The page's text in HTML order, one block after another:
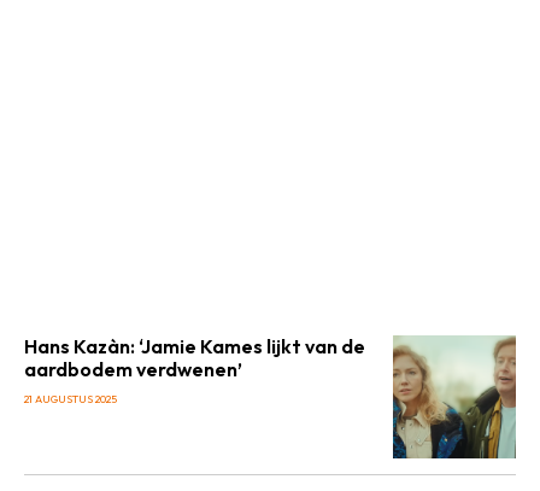
Hans Kazàn: ‘Jamie Kames lijkt van de
aardbodem verdwenen’
21 AUGUSTUS 2025